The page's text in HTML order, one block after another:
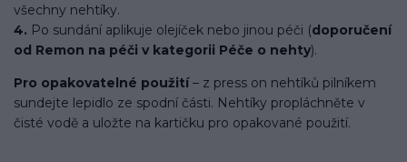
všechny nehtíky.
4. Po sundání aplikuje olejíček nebo jinou péči (doporučení
od Remon na péči v kategorii Péče o nehty).
Pro opakovatelné použití– z press on nehtíků pilníkem
sundejte lepidlo ze spodní části. Nehtíky propláchněte v
čisté vodě a uložte na kartičku pro opakované použití.